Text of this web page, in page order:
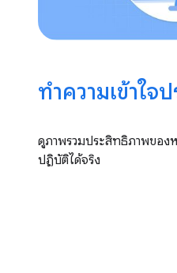
ทําความเข้าใจ
ดูภาพรวมประสิทธิภาพของ
ปฏิบัติได้จริง